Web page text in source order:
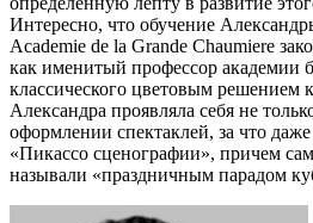
Интересно, что обучение
Academie de la Grande Chaumiere
как именитый профессор академии
классического цветовым решением
Александра проявляла себя не
оформлении спектаклей, за что
«Пикассо сценографии», причем
называли «праздничным парадом